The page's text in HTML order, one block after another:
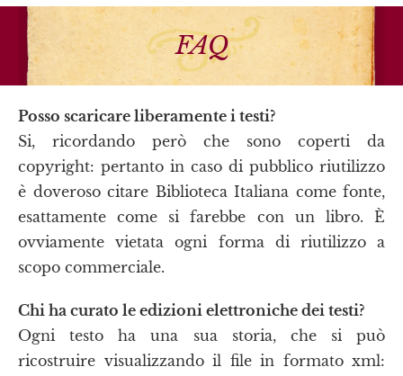
FAQ
Posso scaricare liberamente i testi?
Si, ricordando però che sono coperti da
copyright: pertanto in caso di pubblico riutilizzo
è doveroso citare Biblioteca Italiana come fonte,
esattamente come si farebbe con un libro. È
ovviamente vietata ogni forma di riutilizzo a
scopo commerciale.
Chi ha curato le edizioni elettroniche dei testi?
Ogni testo ha una sua storia, che si può
ricostruire visualizzando il file in formato xml: